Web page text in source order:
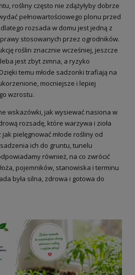
rośliny często nie zdążyłyby dobrze
pełnowartościowego plonu przed
rozsada w domu jest jedną z
stosowanych przez ogrodników.
roślin znacznie wcześniej, jeszcze
jest zbyt zimna, a ryzyko
temu młode sadzonki trafiają na
mocniejsze i lepiej
wzrostu.
wskazówki, jak wysiewać nasiona w
rozsadę, które warzywa i zioła
pielęgnować młode rośliny od
ich do gruntu, tunelu
również, na co zwrócić
pojemników, stanowiska i terminu
była silna, zdrowa i gotowa do